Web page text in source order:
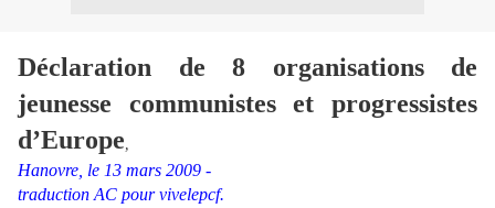
Déclaration de 8 organisations de
jeunesse communistes et progressistes
d’Europe,
Hanovre, le 13 mars 2009 -
traduction AC pour vivelepcf.